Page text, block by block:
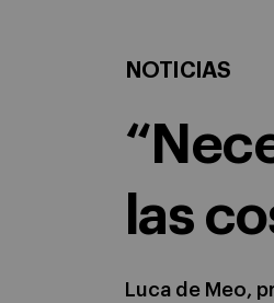
NOTICIAS
las
Luca de Meo,